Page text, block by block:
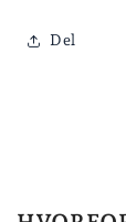
Del